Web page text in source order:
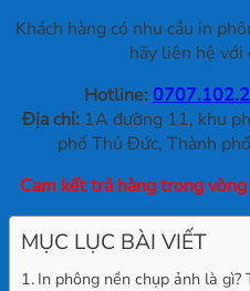
Khách hàng có nhu cầu in
hãy liên hệ
Hotline:
Địa chỉ:1A đường 11, khu
phố Thủ Đức, Thành
Cam kết trả hàng trong
MỤC LỤC BÀI VIẾT
In phông nền chụp ảnh là